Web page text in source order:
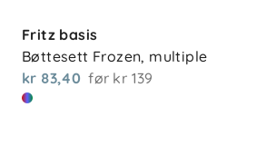
Fritz basis
Bøttesett Frozen, multiple
kr 83,40 før kr 139